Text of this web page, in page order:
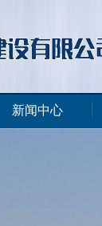
新闻中心